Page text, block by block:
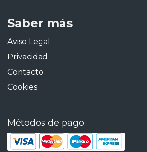
Saber más
Aviso Legal
Privacidad
Contacto
Cookies
Métodos de pago